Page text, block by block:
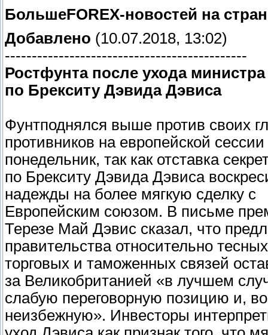
БольшеFOREX-новостей на
Добавлено (10.07.2018, 13:02)
---------------------------------------------
Ростфунта после ухода
по Брекситу Дэвида Дэвиса
Фунтподнялся выше против своих
противников на европейской сессии
понедельник, так как отставка
по Брекситу Дэвида Дэвиса
надежды на более мягкую сделку с
Европейским союзом. В письме
Терезе Май Дэвис сказал, что
правительства относительно тесных
торговых и таможенных связей
за Великобританией «в лучшем
слабую переговорную позицию и,
неизбежную». Инвесторы